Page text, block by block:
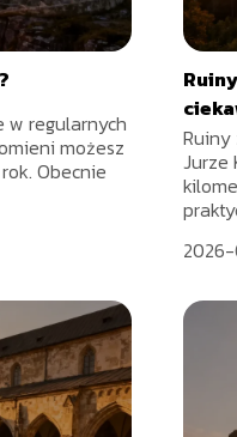
w regularnych
możesz
Obecnie
Jurze